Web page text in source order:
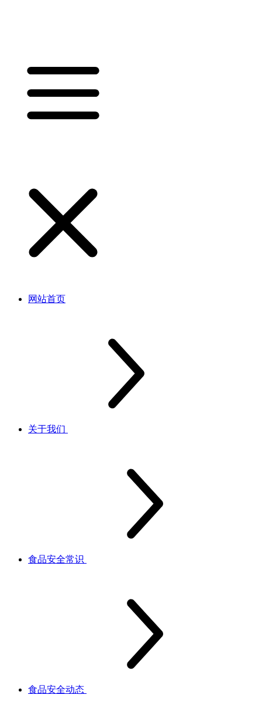
网站首页
关于我们
食品安全常识
食品安全动态